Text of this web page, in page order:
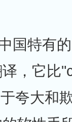
国特有
，它比
夸大和